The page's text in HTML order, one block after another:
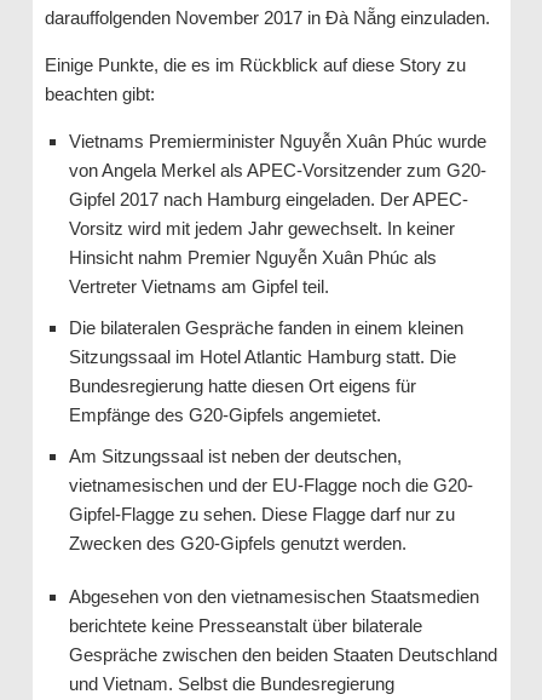
darauffolgenden November 2017 in Đà Nẵng einzuladen.
Einige Punkte, die es im Rückblick auf diese Story zu
beachten gibt:
Vietnams Premierminister Nguyễn Xuân Phúc wurde
von Angela Merkel als APEC-Vorsitzender zum G20-
Gipfel 2017 nach Hamburg eingeladen. Der APEC-
Vorsitz wird mit jedem Jahr gewechselt. In keiner
Hinsicht nahm Premier Nguyễn Xuân Phúc als
Vertreter Vietnams am Gipfel teil.
Die bilateralen Gespräche fanden in einem kleinen
Sitzungssaal im Hotel Atlantic Hamburg statt. Die
Bundesregierung hatte diesen Ort eigens für
Empfänge des G20-Gipfels angemietet.
Am Sitzungssaal ist neben der deutschen,
vietnamesischen und der EU-Flagge noch die G20-
Gipfel-Flagge zu sehen. Diese Flagge darf nur zu
Zwecken des G20-Gipfels genutzt werden.
Abgesehen von den vietnamesischen Staatsmedien
berichtete keine Presseanstalt über bilaterale
Gespräche zwischen den beiden Staaten Deutschland
und Vietnam. Selbst die Bundesregierung